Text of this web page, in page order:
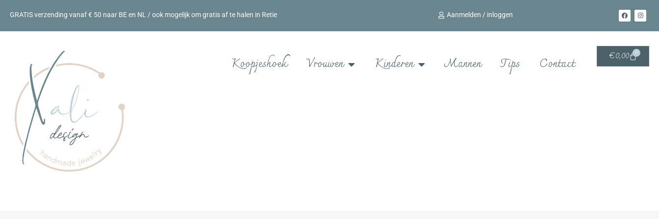
GRATIS verzending vanaf € 50 naar BE en NL / ook mogelijk om gratis af te halen in Retie Aanmelden / inloggen
Koopjeshoek Vrouwen Kinderen Mannen Tips Contact €0,00 0